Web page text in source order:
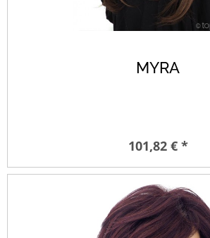
MYRA
101,82 € *